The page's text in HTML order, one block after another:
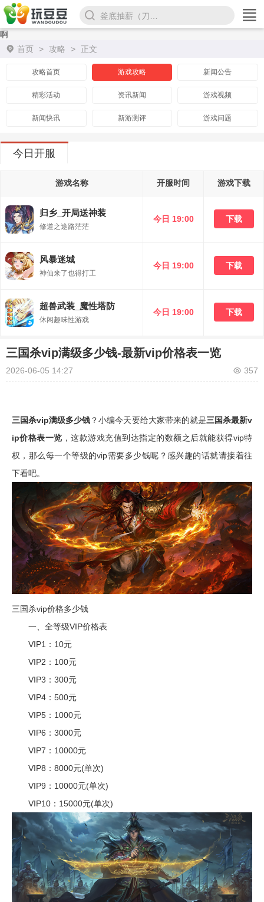
啊
首页 > 攻略 > 正文
攻略首页 游戏攻略 新闻公告
精彩活动 资讯新闻 游戏视频
新闻快讯 新游测评 游戏问题
今日开服
游戏名称 开服时间 游戏下载
归乡_开局送神装
修道之途路茫茫
今日 19:00 下载
风暴迷城
神仙来了也得打工
今日 19:00 下载
超兽武装_魔性塔防
休闲趣味性游戏
今日 19:00 下载
三国杀vip满级多少钱-最新vip价格表一览
2026-06-05 14:27 357
三国杀vip满级多少钱 ？小编今天要给大家带来的就是三国杀最新v
ip价格表一览 ，这款游戏充值到达指定的数额之后就能获得vip特
权，那么每一个等级的vip需要多少钱呢？感兴趣的话就请接着往
下看吧。
三国杀vip价格多少钱
一、全等级VIP价格表
VIP1：10元
VIP2：100元
VIP3：300元
VIP4：500元
VIP5：1000元
VIP6：3000元
VIP7：10000元
VIP8：8000元(单次)
VIP9：10000元(单次)
VIP10：15000元(单次)